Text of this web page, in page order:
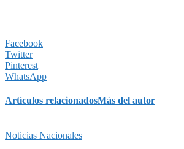
Facebook
Twitter
Pinterest
WhatsApp
Artículos relacionadosMás del autor
Noticias Nacionales